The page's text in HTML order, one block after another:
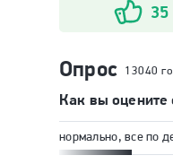
35
Опрос 13040
Как вы
нормально, все по